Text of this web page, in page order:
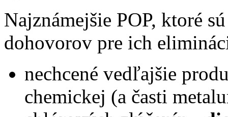
Najznámejšie POP, ktoré
dohovorov pre ich
nechcené vedľajšie
chemickej (a časti